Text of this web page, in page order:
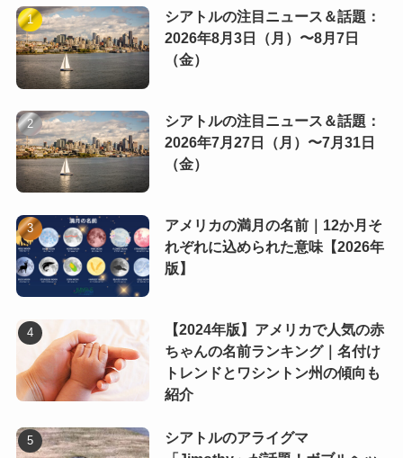
シアトルの注目ニュース＆話題：
2026年8月3日（月）〜8月7日
（金）
シアトルの注目ニュース＆話題：
2026年7月27日（月）〜7月31日
（金）
アメリカの満月の名前｜12か月そ
れぞれに込められた意味【2026年
版】
【2024年版】アメリカで人気の赤
ちゃんの名前ランキング｜名付け
トレンドとワシントン州の傾向も
紹介
シアトルのアライグマ